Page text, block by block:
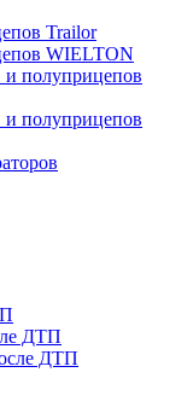
Trailor
WIELTON
полуприцепов
полуприцепов
ДТП
ДТП